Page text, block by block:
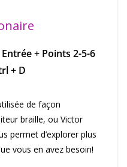
Entrée + Points 2-5-6
+ D
de façon
braille, ou Victor
permet d’explorer plus
vous en avez besoin!